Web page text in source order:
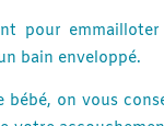
pour
bain enveloppé.
bébé, on vous